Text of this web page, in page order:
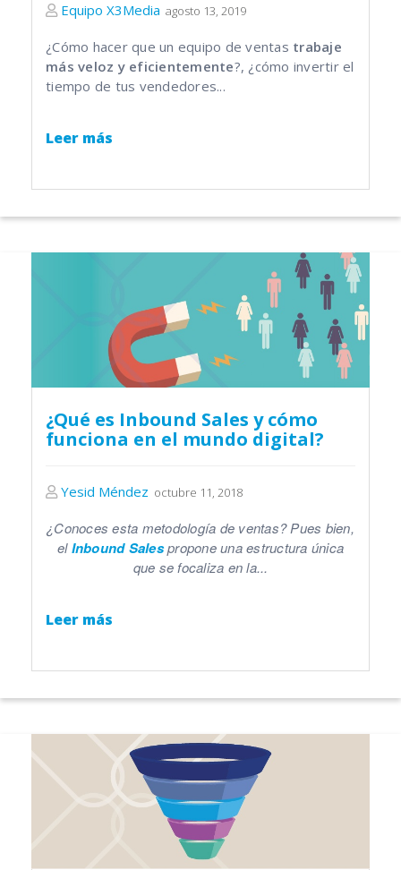
Equipo X3Media agosto 13, 2019
¿Cómo hacer que un equipo de ventas trabaje
más veloz y eficientemente?, ¿cómo invertir el
tiempo de tus vendedores...
Leer más
¿Qué es Inbound Sales y cómo
funciona en el mundo digital?
Yesid Méndez octubre 11, 2018
¿Conoces esta metodología de ventas? Pues bien,
elInbound Salespropone una estructura única
que se focaliza en la...
Leer más